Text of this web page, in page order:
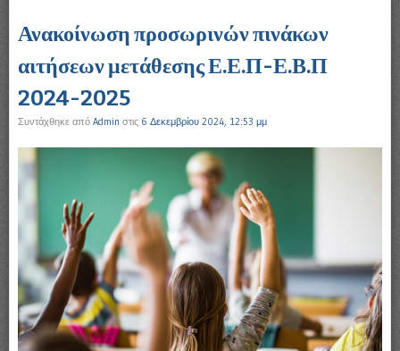
Ανακοίνωση προσωρινών πινάκων
αιτήσεων μετάθεσης Ε.Ε.Π-Ε.Β.Π
2024-2025
Συντάχθηκε από Admin στις 6 Δεκεμβρίου 2024, 12:53 μμ